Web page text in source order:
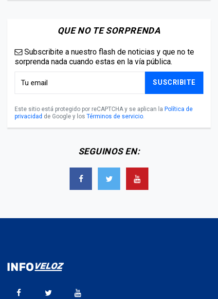
QUE NO TE SORPRENDA
Subscribite a nuestro flash de noticias y que no te
sorprenda nada cuando estas en la vía pública.
SUSCRIBITE
Este sitio está protegido por reCAPTCHA y se aplican la Política de
privacidad de Google y los Términos de servicio
SEGUINOS EN: